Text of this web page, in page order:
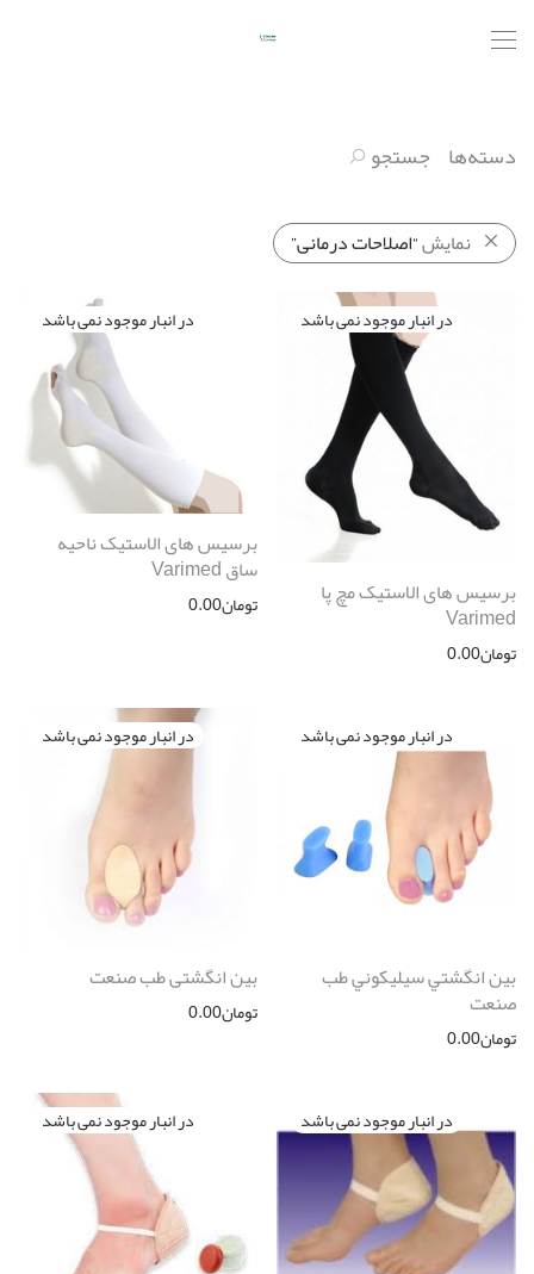
دسته‌ها جستجو
نمایش“اصلاحات درمانی”
برسیس های الاستیک مچ پا
Varimed
تومان0.00
برسیس های الاستیک ناحیه
ساق Varimed
تومان0.00
بین انگشتي سيليكوني طب
صنعت
تومان0.00
بین انگشتی طب صنعت
تومان0.00